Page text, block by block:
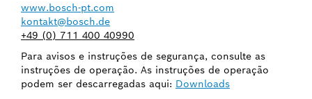
www.bosch-pt.com
kontakt@bosch.de
+49 (0) 711 400 40990
Para avisos e instruções de segurança, consulte as
instruções de operação. As instruções de operação
podem ser descarregadas aqui: Downloads